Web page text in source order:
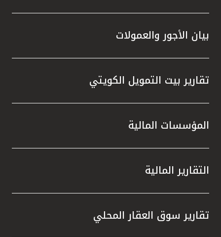
بيان الأجور والعمولات
تقارير بيت التمويل الكويتي
المؤسسات المالية
التقارير المالية
تقارير سوق العقار المحلي